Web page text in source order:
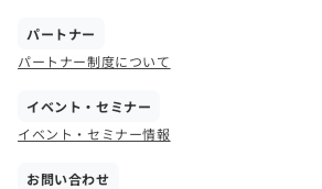
パートナー
パートナー制度について
イベント・セミナー
イベント・セミナー情報
お問い合わせ